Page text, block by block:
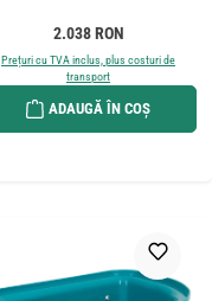
Preț obișnuit:
2.038 RON
Prețuri cu TVA inclus, plus costuri de
transport
ADAUGĂ ÎN COȘ